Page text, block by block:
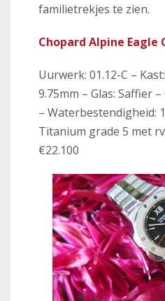
familietrekjes te zien.
Chopard Alpine Eagle
Uurwerk: 01.12-C –
9.75mm – Glas: Saffier
– Waterbestendigheid:
Titanium grade 5 met
€22.100